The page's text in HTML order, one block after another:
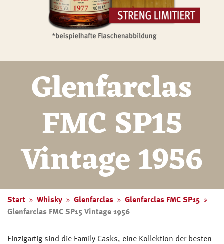
Glenfarclas
FMC SP15
Vintage 1956
Start Whisky Glenfarclas
Glenfarclas FMC SP15
Glenfarclas FMC SP15 Vintage 1956
Einzigartig sind die Family Casks, eine Kollektion der besten